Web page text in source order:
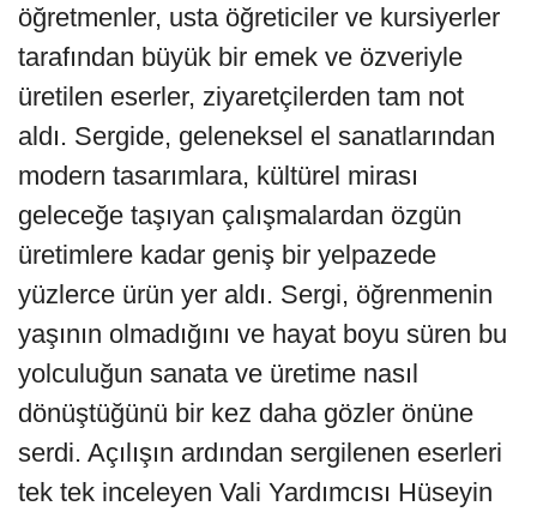
öğretmenler, usta öğreticiler ve kursiyerler
tarafından büyük bir emek ve özveriyle
üretilen eserler, ziyaretçilerden tam not
aldı. Sergide, geleneksel el sanatlarından
modern tasarımlara, kültürel mirası
geleceğe taşıyan çalışmalardan özgün
üretimlere kadar geniş bir yelpazede
yüzlerce ürün yer aldı. Sergi, öğrenmenin
yaşının olmadığını ve hayat boyu süren bu
yolculuğun sanata ve üretime nasıl
dönüştüğünü bir kez daha gözler önüne
serdi. Açılışın ardından sergilenen eserleri
tek tek inceleyen Vali Yardımcısı Hüseyin